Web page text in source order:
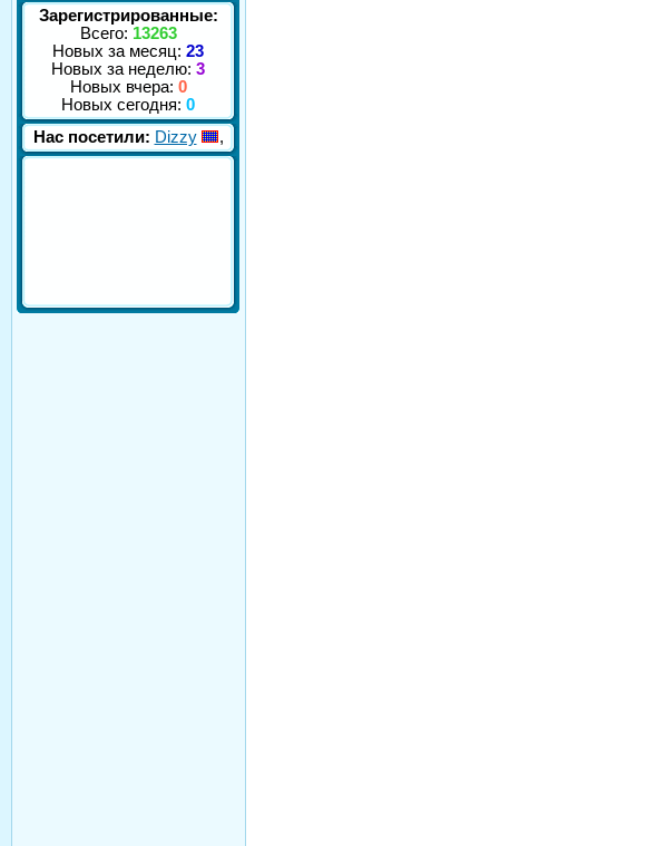
Зарегистрированные:
Всего: 13263
Новых за месяц: 23
Новых за неделю: 3
Новых вчера: 0
Новых сегодня: 0
Нас посетили: Dizzy ,